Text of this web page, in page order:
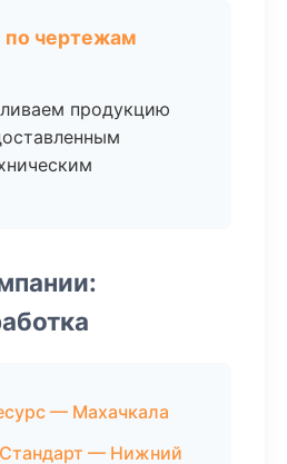
по чертежам
продукцию
— Махачкала
— Нижний